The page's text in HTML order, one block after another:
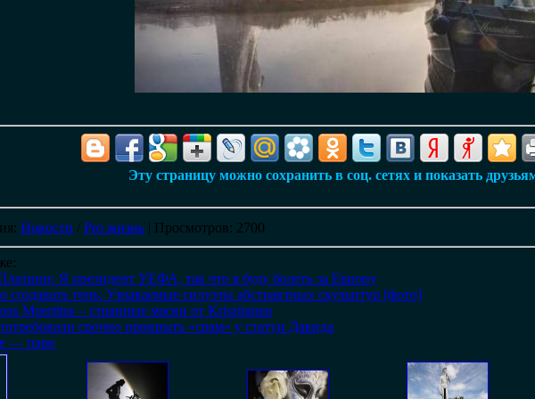
Эту страницу можно сохранить в соц. сетях и показать
: Новости / Pro жизнь | Просмотров: 2700
Я президент УЕФА, так что я буду болеть за Европу
создавать тень: Узнаваемые силуэты абстрактных скульптур [фото]
Muertitas – странные маски от Krisztianna
срочно прикрыть «срам» у статуи Давида
— парк